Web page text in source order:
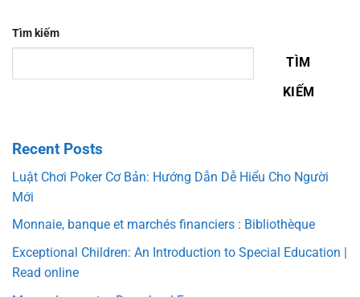
Tìm kiếm
TÌM
KIẾM
Recent Posts
Luật Chơi Poker Cơ Bản: Hướng Dẫn Dễ Hiểu Cho Người
Mới
Monnaie, banque et marchés financiers : Bibliothèque
Exceptional Children: An Introduction to Special Education |
Read online